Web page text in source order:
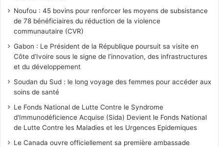
Noufou : 45 bovins pour renforcer les moyens de subsistance
de 78 bénéficiaires du réduction de la violence
communautaire (CVR)
Gabon : Le Président de la République poursuit sa visite en
Côte d’Ivoire sous le signe de l’innovation, des infrastructures
et du développement
Soudan du Sud : le long voyage des femmes pour accéder aux
soins de santé
Le Fonds National de Lutte Contre le Syndrome
d'Immunodéficience Acquise (Sida) Devient le Fonds National
de Lutte Contre les Maladies et les Urgences Epidemiques
Le Canada ouvre officiellement sa première ambassade